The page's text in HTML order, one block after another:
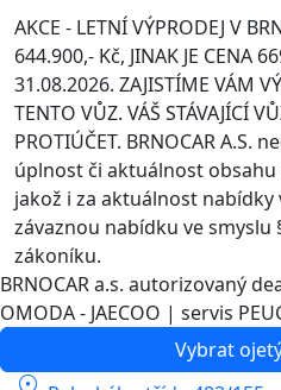
AKCE - LETNÍ VÝPRODEJ V
644.900,- Kč, JINAK JE CENA
31.08.2026. ZAJISTÍME VÁM
TENTO VŮZ. VÁŠ STÁVAJÍCÍ
PROTIÚČET. BRNOCAR A.S.
úplnost či aktuálnost
jakož i za aktuálnost nabídky
závaznou nabídku ve smyslu
zákoníku.
BRNOCAR a.s. autorizovaný
OMODA - JAECOO | servis
Vybrat